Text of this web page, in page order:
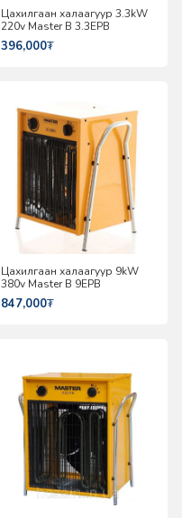
Цахилгаан халаагуур 3.3kW
220v Master B 3.3EPB
396,000₮
Цахилгаан халаагуур 9kW
380v Master B 9EPB
847,000₮